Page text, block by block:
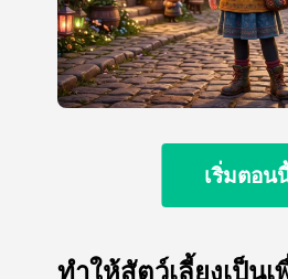
เริ่มตอน
ทําให้สัตว์เลี้ยงเป็น